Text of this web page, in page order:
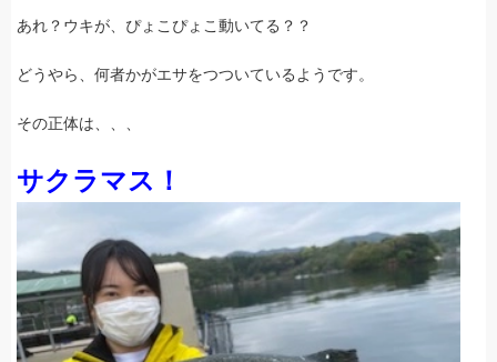
あれ？ウキが、ぴょこぴょこ動いてる？？
どうやら、何者かがエサをつついているようです。
その正体は、、、
サクラマス！